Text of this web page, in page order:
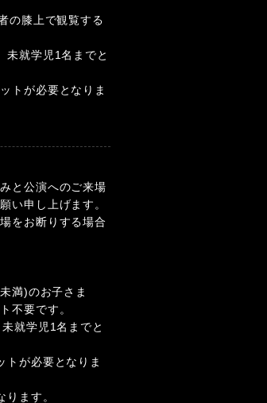
の膝上で観覧する
未就学児1名までと
トが必要となりま
と公演へのご来場
い申し上げます。
をお断りする場合
満)のお子さま
不要です。
就学児1名までと
トが必要となりま
ます。